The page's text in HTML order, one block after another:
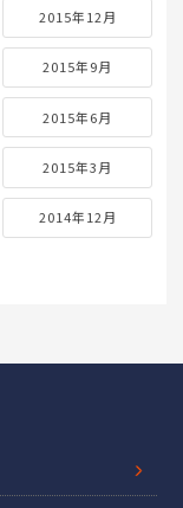
2015年12月
2015年9月
2015年6月
2015年3月
2014年12月